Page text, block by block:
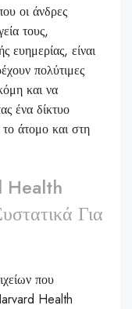
οι άνδρες
τους,
ευημερίας, είναι
πολύτιμες
και να
ένα δίκτυο
το άτομο και στη
Health
Για
που
Health